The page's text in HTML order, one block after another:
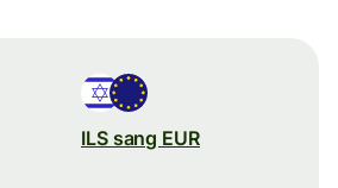
ILS sang EUR